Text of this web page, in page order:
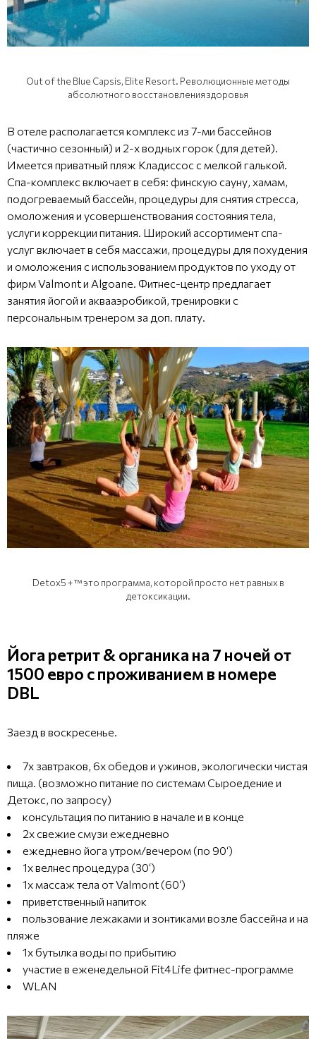
Out of the Blue Capsis, Elite Resort. Революционные методы
абсолютного восстановления здоровья
В отеле располагается комплекс из 7-ми бассейнов
(частично сезонный) и 2-х водных горок (для детей).
Имеется приватный пляж Кладиссос с мелкой галькой.
Спа-комплекс включает в себя: финскую сауну, хамам,
подогреваемый бассейн, процедуры для снятия стресса,
омоложения и усовершенствования состояния тела,
услуги коррекции питания. Широкий ассортимент спа-
услуг включает в себя массажи, процедуры для похудения
и омоложения с использованием продуктов по уходу от
фирм Valmont и Algoane. Фитнес-центр предлагает
занятия йогой и аквааэробикой, тренировки с
персональным тренером за доп. плату.
Detox5 + ™ это программа, которой просто нет равных в
детоксикации.
Йога ретрит & органика на 7 ночей от
1500 евро с проживанием в номере
DBL
Заезд в воскресенье.
7x завтраков, 6х обедов и ужинов, экологически чистая
пища. (возможно питание по системам Сыроедение и
Детокс, по запросу)
консультация по питанию в начале и в конце
2x свежие смузи ежедневно
ежедневно йога утром/вечером (по 90‘)
1x велнес процедура (30‘)
1x массаж тела от Valmont (60‘)
приветственный напиток
пользование лежаками и зонтиками возле бассейна и на
пляже
1х бутылка воды по прибытию
участие в еженедельной Fit4Life фитнес-программе
WLAN